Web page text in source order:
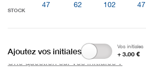
STOCK
47 62 102 47
Ajoutez vos initiales Vos initiales
+ 3.00 €
Une question sur vos initiales ?